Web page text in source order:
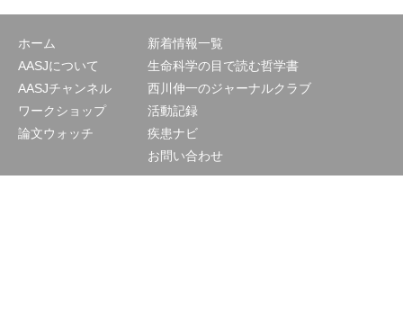
ホーム
AASJについて
AASJチャンネル
ワークショップ
論文ウォッチ
新着情報一覧
生命科学の目で読む哲学書
西川伸一のジャーナルクラブ
活動記録
疾患ナビ
お問い合わせ